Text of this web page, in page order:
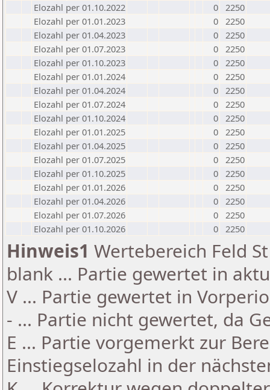
Elozahl per 01.10.2022
0 2250
Elozahl per 01.01.2023
0 2250
Elozahl per 01.04.2023
0 2250
Elozahl per 01.07.2023
0 2250
Elozahl per 01.10.2023
0 2250
Elozahl per 01.01.2024
0 2250
Elozahl per 01.04.2024
0 2250
Elozahl per 01.07.2024
0 2250
Elozahl per 01.10.2024
0 2250
Elozahl per 01.01.2025
0 2250
Elozahl per 01.04.2025
0 2250
Elozahl per 01.07.2025
0 2250
Elozahl per 01.10.2025
0 2250
Elozahl per 01.01.2026
0 2250
Elozahl per 01.04.2026
0 2250
Elozahl per 01.07.2026
0 2250
Elozahl per 01.10.2026
0 2250
Hinweis1 Wertebereich Feld
blank ... Partie gewertet in
V ... Partie gewertet in
- ... Partie nicht gewertet, da
E ... Partie vorgemerkt zur
Einstiegselozahl in der